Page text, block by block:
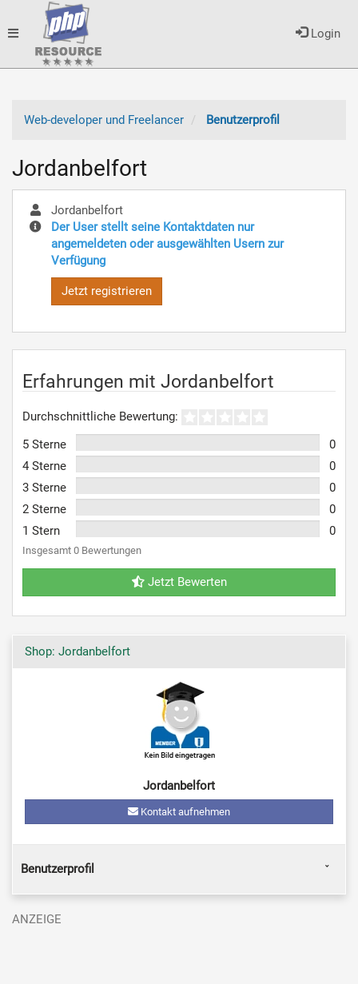
Login
Toggle
Web-developer und Freelancer
Benutzerprofil
Jordanbelfort
Jordanbelfort
Der User stellt seine Kontaktdaten nur
angemeldeten oder ausgewählten Usern zur
Verfügung
Jetzt registrieren
Erfahrungen mit Jordanbelfort
Durchschnittliche Bewertung:
5 Sterne
0
4 Sterne
0
3 Sterne
0
2 Sterne
0
1 Stern
0
Insgesamt 0 Bewertungen
Jetzt Bewerten
Shop: Jordanbelfort
Jordanbelfort
Kontakt aufnehmen
Benutzerprofil